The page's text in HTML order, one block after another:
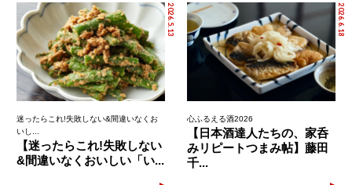
2026.5.13
迷ったらこれ!失敗しない&間違いなくお
いし...
【迷ったらこれ!失敗しない
&間違いなくおいしい「い...
2026.6.18
心ふるえる酒2026
【日本酒達人たちの、家呑
みリピートつまみ帖】藤田
千...